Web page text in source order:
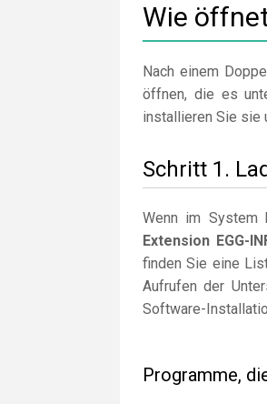
Wie
Nach einem
öffnen, die es
installieren Sie sie
Schritt 1.
Wenn im System
Extension EGG-
finden Sie eine
Aufrufen der
Software-
Programme,